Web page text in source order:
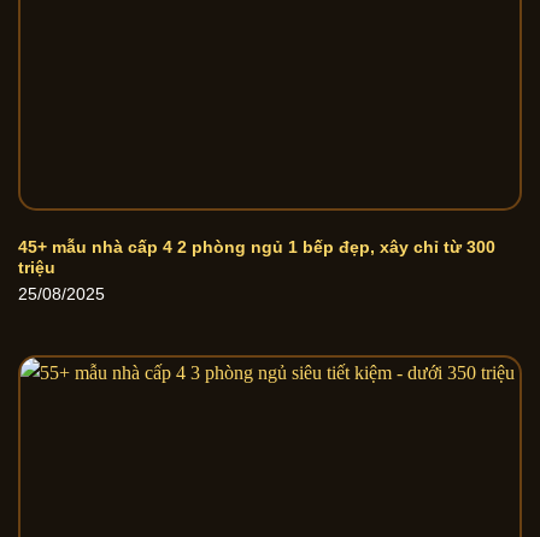
45+ mẫu nhà cấp 4 2 phòng ngủ 1 bếp đẹp, xây chỉ từ 300
triệu
25/08/2025